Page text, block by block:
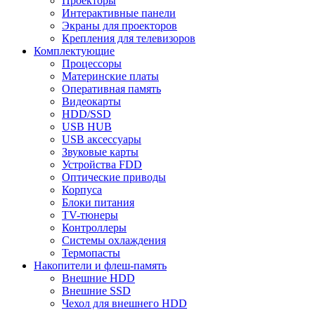
Интерактивные панели
Экраны для проекторов
Крепления для телевизоров
Комплектующие
Процессоры
Материнские платы
Оперативная память
Видеокарты
HDD/SSD
USB HUB
USB аксессуары
Звуковые карты
Устройства FDD
Оптические приводы
Корпуса
Блоки питания
TV-тюнеры
Контроллеры
Системы охлаждения
Термопасты
Накопители и флеш-память
Внешние HDD
Внешние SSD
Чехол для внешнего HDD